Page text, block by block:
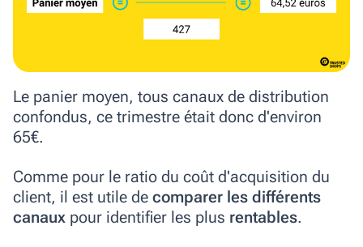
Le panier moyen, tous canaux de distribution
confondus, ce trimestre était donc d'environ
65€.
Comme pour le ratio du coût d'acquisition du
client, il est utile de comparer les différents
canaux pour identifier les plus rentables.